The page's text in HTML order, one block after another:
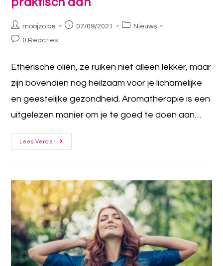
moojzo.be 07/09/2021
Nieuws
0 Reacties
Etherische oliën, ze ruiken niet alleen lekker, maar
zijn bovendien nog heilzaam voor je lichamelijke
en geestelijke gezondheid. Aromatherapie is een
uitgelezen manier om je te goed te doen aan…
Lees Verder